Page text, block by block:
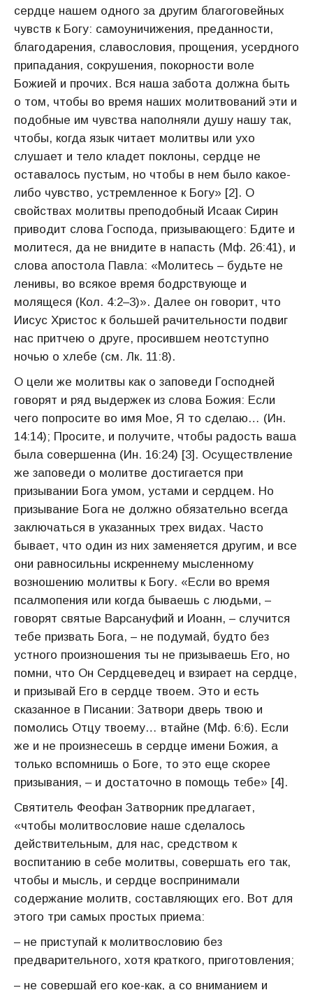
сердце нашем одного за другим благоговейных
чувств к Богу: самоуничижения, преданности,
благодарения, славословия, прощения, усердного
припадания, сокрушения, покорности воле
Божией и прочих. Вся наша забота должна быть
о том, чтобы во время наших молитвований эти и
подобные им чувства наполняли душу нашу так,
чтобы, когда язык читает молитвы или ухо
слушает и тело кладет поклоны, сердце не
оставалось пустым, но чтобы в нем было какое-
либо чувство, устремленное к Богу» [2]. О
свойствах молитвы преподобный Исаак Сирин
приводит слова Господа, призывающего: Бдите и
молитеся, да не внидите в напасть (Мф. 26:41), и
слова апостола Павла: «Молитесь – будьте не
ленивы, во всякое время бодрствующе и
молящеся (Кол. 4:2–3)». Далее он говорит, что
Иисус Христос к большей рачительности подвиг
нас притчею о друге, просившем неотступно
ночью о хлебе (см. Лк. 11:8).
О цели же молитвы как о заповеди Господней
говорят и ряд выдержек из слова Божия: Если
чего попросите во имя Мое, Я то сделаю… (Ин.
14:14); Просите, и получите, чтобы радость ваша
была совершенна (Ин. 16:24) [3]. Осуществление
же заповеди о молитве достигается при
призывании Бога умом, устами и сердцем. Но
призывание Бога не должно обязательно всегда
заключаться в указанных трех видах. Часто
бывает, что один из них заменяется другим, и все
они равносильны искреннему мысленному
возношению молитвы к Богу. «Если во время
псалмопения или когда бываешь с людьми, –
говорят святые Варсануфий и Иоанн, – случится
тебе призвать Бога, – не подумай, будто без
устного произношения ты не призываешь Его, но
помни, что Он Сердцеведец и взирает на сердце,
и призывай Его в сердце твоем. Это и есть
сказанное в Писании: Затвори дверь твою и
помолись Отцу твоему… втайне (Мф. 6:6). Если
же и не произнесешь в сердце имени Божия, а
только вспомнишь о Боге, то это еще скорее
призывания, – и достаточно в помощь тебе» [4].
Святитель Феофан Затворник предлагает,
«чтобы молитвословие наше сделалось
действительным, для нас, средством к
воспитанию в себе молитвы, совершать его так,
чтобы и мысль, и сердце воспринимали
содержание молитв, составляющих его. Вот для
этого три самых простых приема:
– не приступай к молитвословию без
предварительного, хотя краткого, приготовления;
– не совершай его кое-как, а со вниманием и